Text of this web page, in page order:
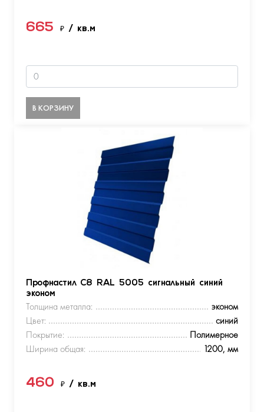
665 ₽ / кв.м
В КОРЗИНУ
Профнастил С8 RAL 5005 сигнальный синий
эконом
Толщина металла:
эконом
Цвет:
синий
Покрытие:
Полимерное
Ширина общая:
1200, мм
460 ₽ / кв.м